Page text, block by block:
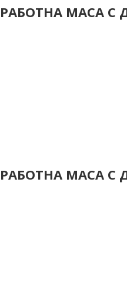
РАБОТНА МАСА С
РАБОТНА МАСА С